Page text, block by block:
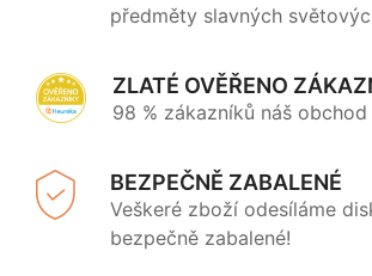
předměty slavných
ZLATÉ OVĚŘENO
98 % zákazníků náš
BEZPEČNĚ ZABALENÉ
Veškeré zboží odesíláme
bezpečně zabalené!